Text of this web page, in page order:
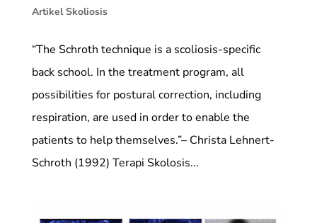
Artikel Skoliosis
“The Schroth technique is a scoliosis-specific
back school. In the treatment program, all
possibilities for postural correction, including
respiration, are used in order to enable the
patients to help themselves.”– Christa Lehnert-
Schroth (1992) Terapi Skolosis...